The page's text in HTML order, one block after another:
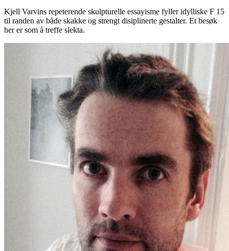
Kjell Varvins repeterende skulpturelle essayisme fyller idylliske F 15
til randen av både skakke og strengt disiplinerte gestalter. Et besøk
her er som å treffe slekta.